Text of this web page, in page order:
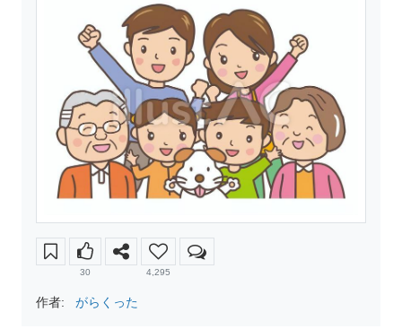
30 4,295
作者: がらくった